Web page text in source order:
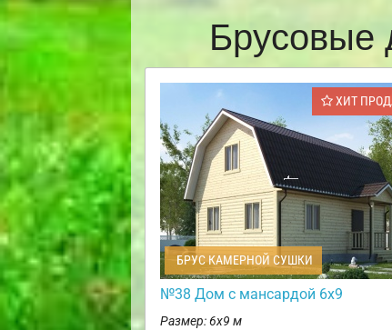
ХИТ
БРУС КАМЕРНОЙ СУШКИ
№38 Дом с мансардой 6х9
Размер: 6х9 м